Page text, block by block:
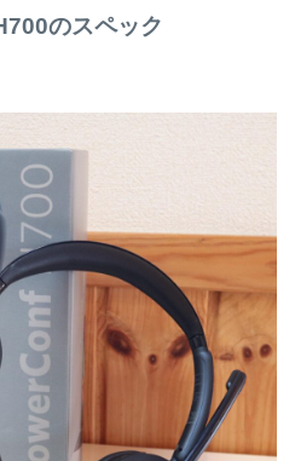
のスペック